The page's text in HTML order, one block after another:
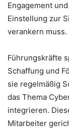
Engagement
Einstellung zur
verankern muss.
Führungskräfte
Schaffung und
sie regelmäßig
das Thema
integrieren.
Mitarbeiter